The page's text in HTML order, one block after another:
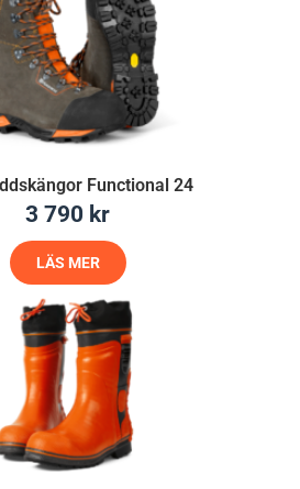
Functional 24
3 790 kr
LÄS MER